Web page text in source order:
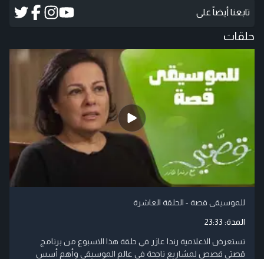
تابعنا أيضاً على
حلقات
للموسيقى قصة - الحلقة العاشرة
المدة: 23:33
تستعرض الاعلامية رندا عازر في حلقة هذا الاسبوع من برنامج
قصتي قصص لمشاريع ناجحة في عالم الموسيقى وأهم أسس